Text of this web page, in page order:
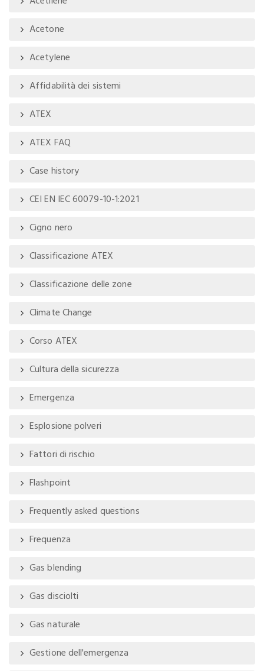
Acetone
Acetylene
Affidabilità dei sistemi
ATEX
ATEX FAQ
Case history
CEI EN IEC 60079-10-1:2021
Cigno nero
Classificazione ATEX
Classificazione delle zone
Climate Change
Corso ATEX
Cultura della sicurezza
Emergenza
Esplosione polveri
Fattori di rischio
Flashpoint
Frequently asked questions
Frequenza
Gas blending
Gas disciolti
Gas naturale
Gestione dell'emergenza